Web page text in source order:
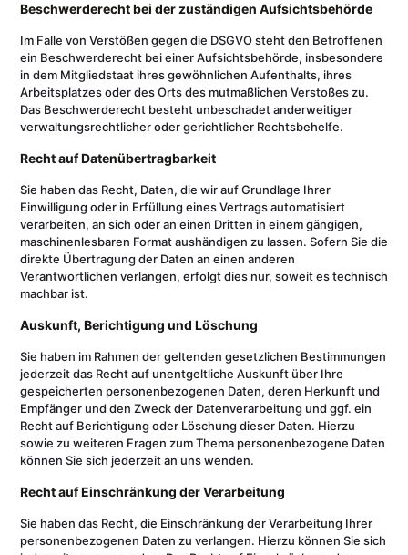
Beschwerde­recht bei der zuständigen Aufsichts­behörde
Im Falle von Verstößen gegen die DSGVO steht den Betroffenen
ein Beschwerderecht bei einer Aufsichtsbehörde, insbesondere
in dem Mitgliedstaat ihres gewöhnlichen Aufenthalts, ihres
Arbeitsplatzes oder des Orts des mutmaßlichen Verstoßes zu.
Das Beschwerderecht besteht unbeschadet anderweitiger
verwaltungsrechtlicher oder gerichtlicher Rechtsbehelfe.
Recht auf Daten­übertrag­barkeit
Sie haben das Recht, Daten, die wir auf Grundlage Ihrer
Einwilligung oder in Erfüllung eines Vertrags automatisiert
verarbeiten, an sich oder an einen Dritten in einem gängigen,
maschinenlesbaren Format aushändigen zu lassen. Sofern Sie die
direkte Übertragung der Daten an einen anderen
Verantwortlichen verlangen, erfolgt dies nur, soweit es technisch
machbar ist.
Auskunft, Berichtigung und Löschung
Sie haben im Rahmen der geltenden gesetzlichen Bestimmungen
jederzeit das Recht auf unentgeltliche Auskunft über Ihre
gespeicherten personenbezogenen Daten, deren Herkunft und
Empfänger und den Zweck der Datenverarbeitung und ggf. ein
Recht auf Berichtigung oder Löschung dieser Daten. Hierzu
sowie zu weiteren Fragen zum Thema personenbezogene Daten
können Sie sich jederzeit an uns wenden.
Recht auf Einschränkung der Verarbeitung
Sie haben das Recht, die Einschränkung der Verarbeitung Ihrer
personenbezogenen Daten zu verlangen. Hierzu können Sie sich